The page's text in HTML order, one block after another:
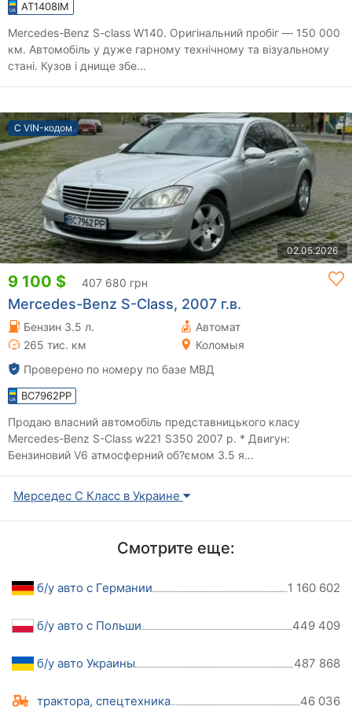
AT1408IM
Mercedes-Benz S-class W140. Оригінальний пробіг — 150 000
км. Автомобіль у дуже гарному технічному та візуальному
стані. Кузов і днище збе...
С VIN-кодом
02.05.2026
9 100 $ 407 680 грн
Mercedes-Benz S-Class, 2007 г.в.
Бензин 3.5 л.
Автомат
265 тис. км
Коломыя
Проверено по номеру по базе МВД
BC7962PP
Продаю власний автомобіль представницького класу
Mercedes-Benz S-Class w221 S350 2007 р. * Двигун:
Бензиновий V6 атмосферний об?ємом 3.5 я...
Мерседес С Класс в Украине
Смотрите еще:
б/у авто с Германии 1 160 602
б/у авто с Польши 449 409
б/у авто Украины 487 868
трактора, спецтехника 46 036